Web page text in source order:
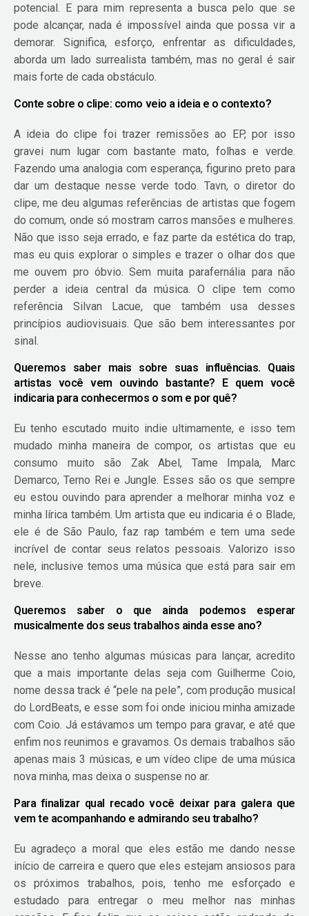
potencial. E para mim representa a busca pelo que se
pode alcançar, nada é impossível ainda que possa vir a
demorar. Significa, esforço, enfrentar as dificuldades,
aborda um lado surrealista também, mas no geral é sair
mais forte de cada obstáculo.
Conte sobre o clipe: como veio a ideia e o contexto?
A ideia do clipe foi trazer remissões ao EP, por isso
gravei num lugar com bastante mato, folhas e verde.
Fazendo uma analogia com esperança, figurino preto para
dar um destaque nesse verde todo. Tavn, o diretor do
clipe, me deu algumas referências de artistas que fogem
do comum, onde só mostram carros mansões e mulheres.
Não que isso seja errado, e faz parte da estética do trap,
mas eu quis explorar o simples e trazer o olhar dos que
me ouvem pro óbvio. Sem muita parafernália para não
perder a ideia central da música. O clipe tem como
referência Silvan Lacue, que também usa desses
princípios audiovisuais. Que são bem interessantes por
sinal.
Queremos saber mais sobre suas influências. Quais
artistas você vem ouvindo bastante? E quem você
indicaria para conhecermos o som e por quê?
Eu tenho escutado muito indie ultimamente, e isso tem
mudado minha maneira de compor, os artistas que eu
consumo muito são Zak Abel, Tame Impala, Marc
Demarco, Terno Rei e Jungle. Esses são os que sempre
eu estou ouvindo para aprender a melhorar minha voz e
minha lírica também. Um artista que eu indicaria é o Blade,
ele é de São Paulo, faz rap também e tem uma sede
incrível de contar seus relatos pessoais. Valorizo isso
nele, inclusive temos uma música que está para sair em
breve.
Queremos saber o que ainda podemos esperar
musicalmente dos seus trabalhos ainda esse ano?
Nesse ano tenho algumas músicas para lançar, acredito
que a mais importante delas seja com Guilherme Coio,
nome dessa track é “pele na pele”, com produção musical
do LordBeats, e esse som foi onde iniciou minha amizade
com Coio. Já estávamos um tempo para gravar, e até que
enfim nos reunimos e gravamos. Os demais trabalhos são
apenas mais 3 músicas, e um vídeo clipe de uma música
nova minha, mas deixa o suspense no ar.
Para finalizar qual recado você deixar para galera que
vem te acompanhando e admirando seu trabalho?
Eu agradeço a moral que eles estão me dando nesse
início de carreira e quero que eles estejam ansiosos para
os próximos trabalhos, pois, tenho me esforçado e
estudado para entregar o meu melhor nas minhas